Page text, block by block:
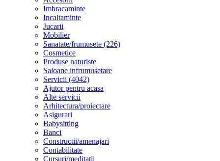
Imbracaminte
Incaltaminte
Jucarii
Mobilier
Sanatate/frumusete (226)
Cosmetice
Produse naturiste
Saloane infrumusetare
Servicii (4042)
Ajutor pentru acasa
Alte servicii
Arhitectura/proiectare
Asigurari
Babysitting
Banci
Constructii/amenajari
Contabilitate
Cursuri/meditatii